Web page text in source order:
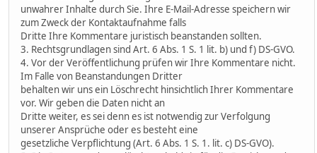
unwahrer Inhalte durch Sie. Ihre E-Mail-Adresse speichern wir
zum Zweck der Kontaktaufnahme falls
Dritte Ihre Kommentare juristisch beanstanden sollten.
3. Rechtsgrundlagen sind Art. 6 Abs. 1 S. 1 lit. b) und f) DS-GVO.
4. Vor der Veröffentlichung prüfen wir Ihre Kommentare nicht.
Im Falle von Beanstandungen Dritter
behalten wir uns ein Löschrecht hinsichtlich Ihrer Kommentare
vor. Wir geben die Daten nicht an
Dritte weiter, es sei denn es ist notwendig zur Verfolgung
unserer Ansprüche oder es besteht eine
gesetzliche Verpflichtung (Art. 6 Abs. 1 S. 1. lit. c) DS-GVO).